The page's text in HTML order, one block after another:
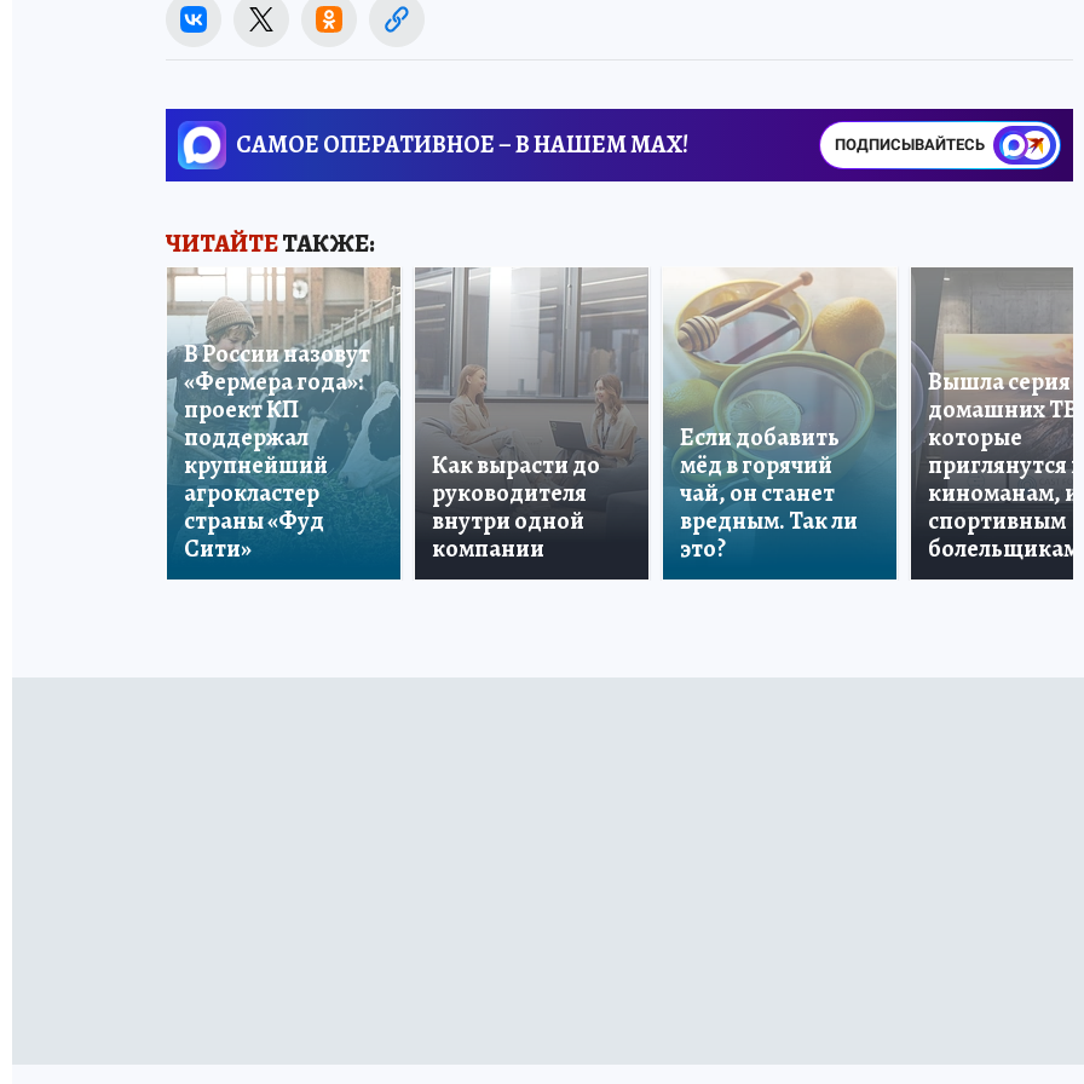
САМОЕ ОПЕРАТИВНОЕ – В НАШЕМ MAX! ПОДПИСЫВАЙТЕСЬ
ЧИТАЙТЕТАКЖЕ:
В России назовут
«Фермера года»:
проект КП
поддержал
крупнейший
агрокластер
страны «Фуд
Сити»
Как вырасти до
руководителя
внутри одной
компании
Если добавить
мёд в горячий
чай, он станет
вредным. Так ли
это?
Вышла серия
домашних ТВ,
которые
приглянутся и
киноманам, и
спортивным
болельщикам